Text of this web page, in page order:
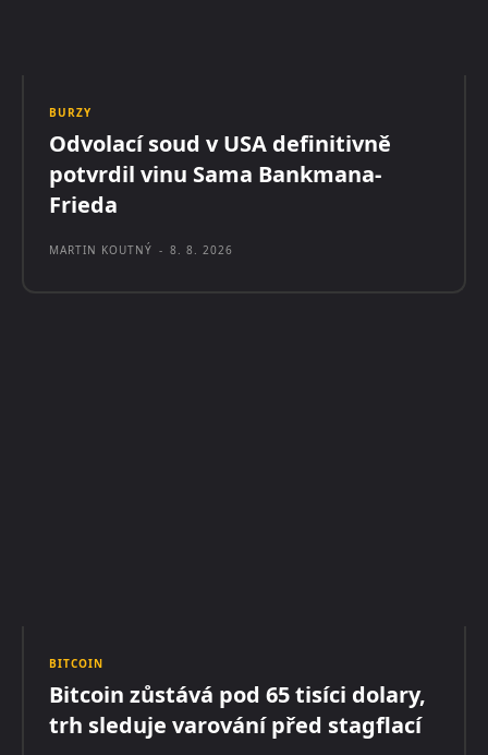
BURZY
Odvolací soud v USA definitivně
potvrdil vinu Sama Bankmana-
Frieda
MARTIN KOUTNÝ - 8. 8. 2026
BITCOIN
Bitcoin zůstává pod 65 tisíci dolary,
trh sleduje varování před stagflací